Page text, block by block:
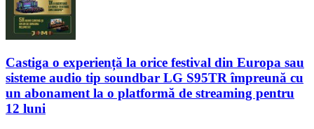
Castiga o experiență la orice festival din Europa sau
sisteme audio tip soundbar LG S95TR împreună cu
un abonament la o platformă de streaming pentru
12 luni